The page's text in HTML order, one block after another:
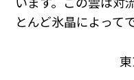
とんど氷晶によって